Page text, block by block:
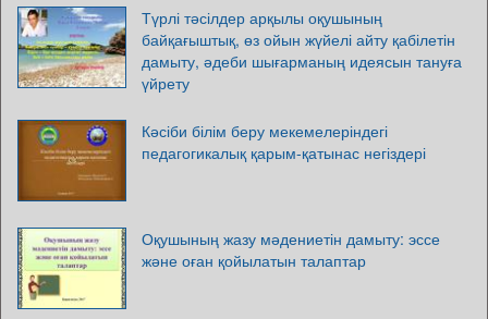
Түрлі тәсілдер арқылы оқушының
байқағыштық, өз ойын жүйелі айту қабілетін
дамыту, әдеби шығарманың идеясын тануға
үйрету
Кәсіби білім беру мекемелеріндегі
педагогикалық қарым-қатынас негіздері
Оқушының жазу мәдениетін дамыту: эссе
және оған қойылатын талаптар